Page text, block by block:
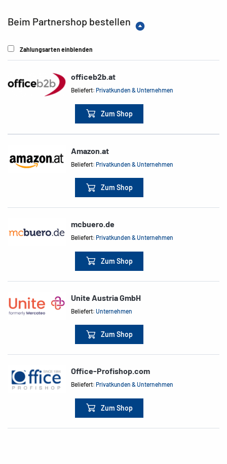
Beim Partnershop bestellen
Zahlungsarten einblenden
officeb2b.at
Beliefert:Privatkunden & Unternehmen
Zum Shop
Amazon.at
Beliefert:Privatkunden & Unternehmen
Zum Shop
mcbuero.de
Beliefert:Privatkunden & Unternehmen
Zum Shop
Unite Austria GmbH
Beliefert:Unternehmen
Zum Shop
Office-Profishop.com
Beliefert:Privatkunden & Unternehmen
Zum Shop